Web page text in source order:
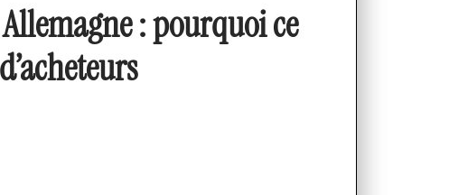
: pourquoi ce